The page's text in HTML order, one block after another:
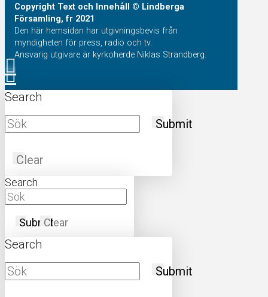
Copyright Text och Innehåll
© Lindberga
Församling, fr 2021
Den här hemsidan har utgivningsbevis från
myndigheten för press, radio och tv.
Ansvarig utgivare är kyrkoherde Niklas Strandberg.
Search
Submit
Clear
Search
SubmitClear
Search
Submit